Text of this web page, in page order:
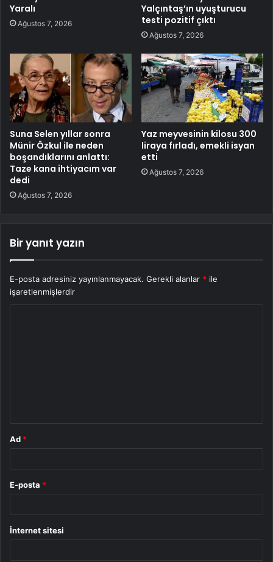
Yaralı
Ağustos 7, 2026
Yalçıntaş’ın uyuşturucu
testi pozitif çıktı
Ağustos 7, 2026
Suna Selen yıllar sonra
Münir Özkul ile neden
boşandıklarını anlattı:
Taze kana ihtiyacım var
dedi
Ağustos 7, 2026
Yaz meyvesinin kilosu 300
liraya fırladı, emekli isyan
etti
Ağustos 7, 2026
Bir yanıt yazın
E-posta adresiniz yayınlanmayacak. Gerekli alanlar * ile
işaretlenmişlerdir
Ad *
E-posta *
İnternet sitesi